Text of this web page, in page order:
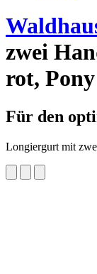
zwei
rot, Pony
Für den
Longiergurt mit